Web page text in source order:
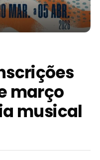
março
musical